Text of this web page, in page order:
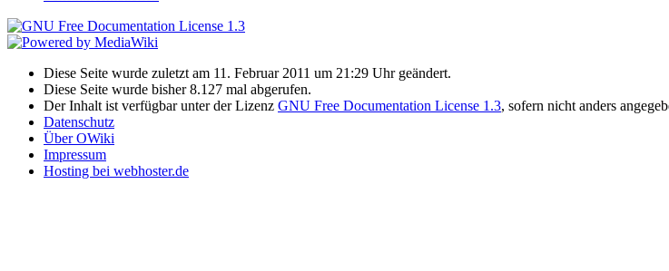
Diese Seite wurde zuletzt am 11. Februar 2011 um 21:29 Uhr geändert.
Diese Seite wurde bisher 8.127 mal abgerufen.
Der Inhalt ist verfügbar unter der Lizenz GNU Free Documentation License 1.3, sofern nicht anders
Datenschutz
Über OWiki
Impressum
Hosting bei webhoster.de